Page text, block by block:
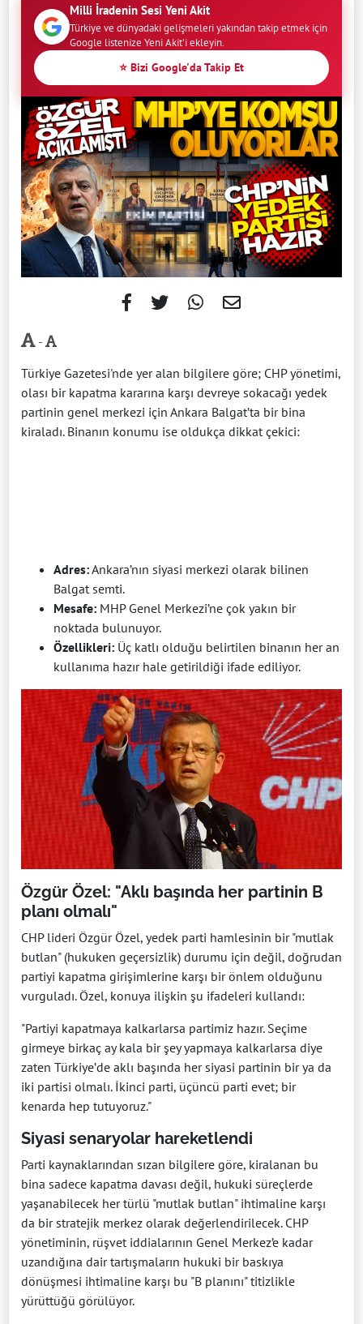
Milli İradenin Sesi Yeni Akit
Türkiye ve dünyadaki gelişmeleri yakından takip etmek için
Google listenize Yeni Akit'i ekleyin.
⭐ Bizi Google'da Takip Et
-
Türkiye Gazetesi'nde yer alan bilgilere göre; CHP yönetimi,
olası bir kapatma kararına karşı devreye sokacağı yedek
partinin genel merkezi için Ankara Balgat’ta bir bina
kiraladı. Binanın konumu ise oldukça dikkat çekici:
Adres:Ankara’nın siyasi merkezi olarak bilinen
Balgat semti.
Mesafe: MHP Genel Merkezi’ne çok yakın bir
noktada bulunuyor.
Özellikleri: Üç katlı olduğu belirtilen binanın her an
kullanıma hazır hale getirildiği ifade ediliyor.
Özgür Özel: "Aklı başında her partinin B
planı olmalı"
CHP lideri Özgür Özel, yedek parti hamlesinin bir "mutlak
butlan" (hukuken geçersizlik) durumu için değil, doğrudan
partiyi kapatma girişimlerine karşı bir önlem olduğunu
vurguladı. Özel, konuya ilişkin şu ifadeleri kullandı:
"Partiyi kapatmaya kalkarlarsa partimiz hazır. Seçime
girmeye birkaç ay kala bir şey yapmaya kalkarlarsa diye
zaten Türkiye’de aklı başında her siyasi partinin bir ya da
iki partisi olmalı. İkinci parti, üçüncü parti evet; bir
kenarda hep tutuyoruz."
Siyasi senaryolar hareketlendi
Parti kaynaklarından sızan bilgilere göre, kiralanan bu
bina sadece kapatma davası değil, hukuki süreçlerde
yaşanabilecek her türlü "mutlak butlan" ihtimaline karşı
da bir stratejik merkez olarak değerlendirilecek. CHP
yönetiminin, rüşvet iddialarının Genel Merkez’e kadar
uzandığına dair tartışmaların hukuki bir baskıya
dönüşmesi ihtimaline karşı bu "B planını" titizlikle
yürüttüğü görülüyor.